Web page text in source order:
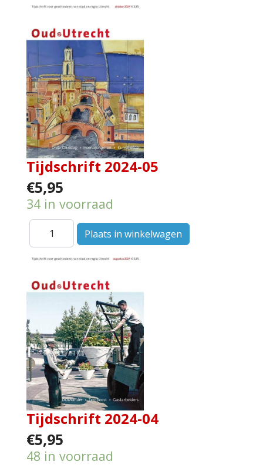
Tijdschrift 2024-05
€5,95
34 in voorraad
Tijdschrift 2024-04
€5,95
48 in voorraad